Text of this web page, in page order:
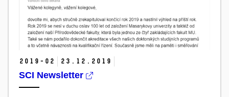
2019-02 23. 12. 2019
SCI Newsletter